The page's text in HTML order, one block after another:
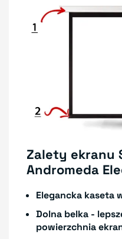
Zalety ekranu
Andromeda
Elegancka kaseta
Dolna belka -
powierzchnia